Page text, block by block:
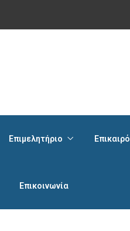
Επιμελητήριο
Επικοινωνία